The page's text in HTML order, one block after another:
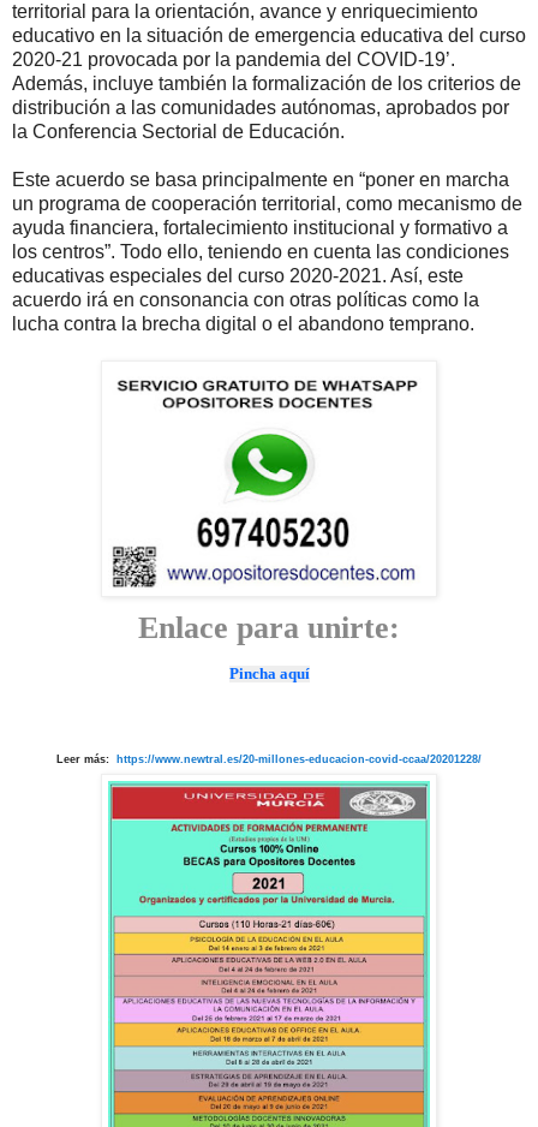
territorial para la orientación, avance y enriquecimiento
educativo en la situación de emergencia educativa del curso
2020-21 provocada por la pandemia del COVID-19’.
Además, incluye también la formalización de los criterios de
distribución a las comunidades autónomas, aprobados por
la Conferencia Sectorial de Educación.
Este acuerdo se basa principalmente en “poner en marcha
un programa de cooperación territorial, como mecanismo de
ayuda financiera, fortalecimiento institucional y formativo a
los centros”. Todo ello, teniendo en cuenta las condiciones
educativas especiales del curso 2020-2021. Así, este
acuerdo irá en consonancia con otras políticas como la
lucha contra la brecha digital o el abandono temprano.
Enlace para unirte:
Pincha aquí
Leer más: https://www.newtral.es/20-millones-educacion-covid-ccaa/20201228/